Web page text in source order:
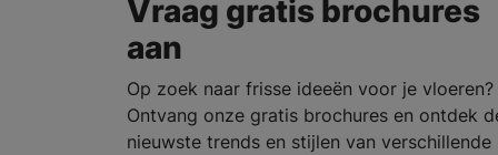
Vraag gratis brochures
aan
Op zoek naar frisse ideeën voor je vloeren?
Ontvang onze gratis brochures en ontdek
nieuwste trends en stijlen van verschillende